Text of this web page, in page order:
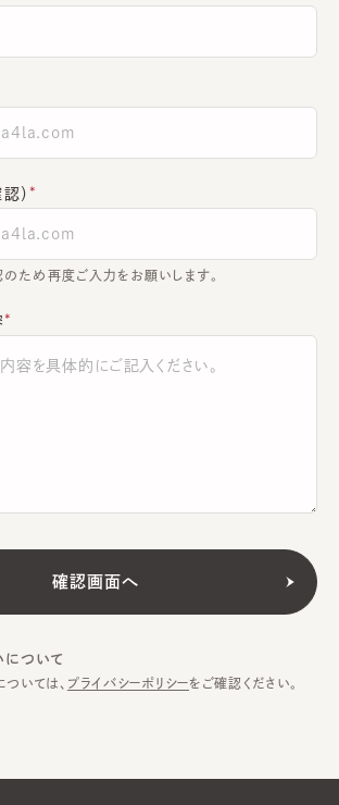
）
ため再度ご入力をお願いします。
について
いては、 プライバシーポリシーをご確認ください。